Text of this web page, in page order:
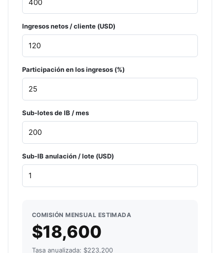
Ingresos netos / cliente (USD)
Participación en los ingresos (%)
Sub-lotes de IB / mes
Sub-IB anulación / lote (USD)
COMISIÓN MENSUAL ESTIMADA
$18,600
Tasa anualizada: $223,200